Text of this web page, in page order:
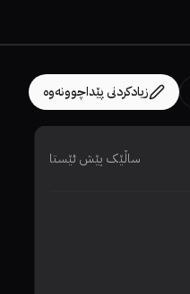
زیادکردنی پێداچوونەوە
ساڵێک پێش ئێستا